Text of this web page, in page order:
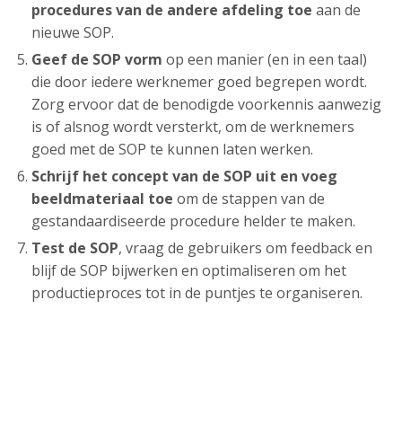
procedures van de andere afdeling toe aan de
nieuwe SOP.
Geef de SOP vorm op een manier (en in een taal)
die door iedere werknemer goed begrepen wordt.
Zorg ervoor dat de benodigde voorkennis aanwezig
is of alsnog wordt versterkt, om de werknemers
goed met de SOP te kunnen laten werken.
Schrijf het concept van de SOP uit en voeg
beeldmateriaal toe om de stappen van de
gestandaardiseerde procedure helder te maken.
Test de SOP, vraag de gebruikers om feedback en
blijf de SOP bijwerken en optimaliseren om het
productieproces tot in de puntjes te organiseren.